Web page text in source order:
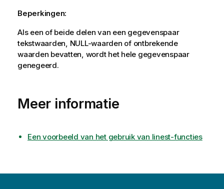
Beperkingen:
Als een of beide delen van een gegevenspaar
tekstwaarden, NULL-waarden of ontbrekende
waarden bevatten, wordt het hele gegevenspaar
genegeerd.
Meer informatie
Een voorbeeld van het gebruik van linest-functies